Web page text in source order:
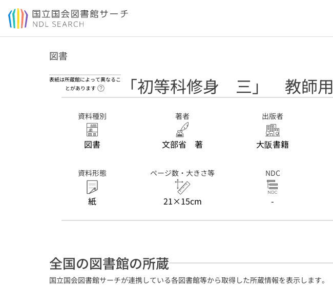
本文へ移動
図書
表紙は所蔵館によって異なるこ
とがあります
ヘルプページへのリンク
「初等科修身 三」 教師用
資料種別
図書
著者
文部省 著
出版者
大阪書籍
資料形態
紙
ページ数・大きさ等
21×15cm
NDC
-
全国の図書館の所蔵
国立国会図書館サーチが連携している各図書館等から取得した所蔵情報を表示します。